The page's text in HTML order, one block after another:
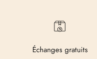
Échanges gratuits